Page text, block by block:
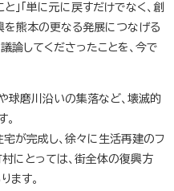
」「単に元に戻すだけでなく、創
を熊本の更なる発展につなげる
論してくださったことを、今で
球磨川沿いの集落など、壊滅的
が完成し、徐々に生活再建のフ
にとっては、街全体の復興方
ます。